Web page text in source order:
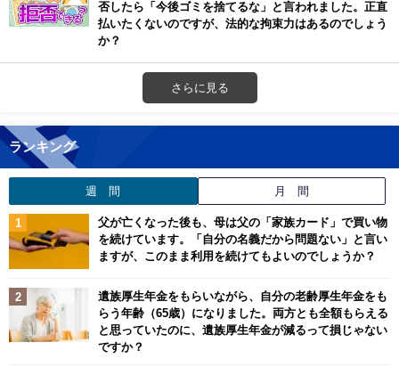
否したら「今後ゴミを捨てるな」と言われました。正直
払いたくないのですが、法的な拘束力はあるのでしょう
か？
さらに見る
ランキング
週 間 月 間
父が亡くなった後も、母は父の「家族カード」で買い物
を続けています。「自分の名義だから問題ない」と言い
ますが、このまま利用を続けてもよいのでしょうか？
遺族厚生年金をもらいながら、自分の老齢厚生年金をも
らう年齢（65歳）になりました。両方とも全額もらえる
と思っていたのに、遺族厚生年金が減るって損じゃない
ですか？